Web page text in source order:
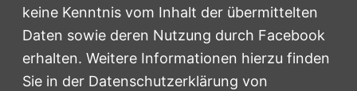
keine Kenntnis vom Inhalt der übermittelten
Daten sowie deren Nutzung durch Facebook
erhalten. Weitere Informationen hierzu finden
Sie in der Datenschutzerklärung von